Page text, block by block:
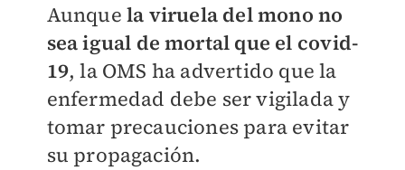
Aunque la viruela del mono no
sea igual de mortal que el covid-
19, la OMS ha advertido que la
enfermedad debe ser vigilada y
tomar precauciones para evitar
su propagación.